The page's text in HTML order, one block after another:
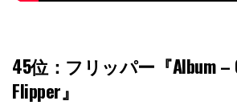
45位 ：フリッパー『Album –
Flipper』